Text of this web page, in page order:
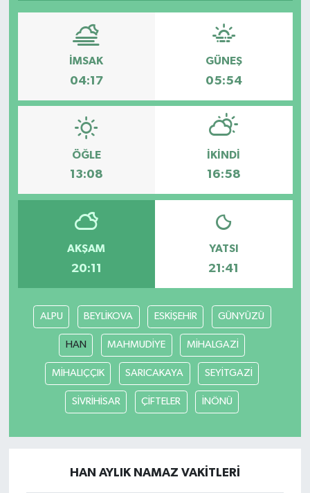
İMSAK
04:17
GÜNEŞ
05:54
ÖĞLE
13:08
İKINDI
16:58
AKŞAM
20:11
YATSI
21:41
ALPU BEYLİKOVA ESKİŞEHİR GÜNYÜZÜ
HAN MAHMUDİYE MİHALGAZİ
MİHALIÇÇIK SARICAKAYA SEYİTGAZİ
SİVRİHİSAR ÇİFTELER İNÖNÜ
HAN AYLIK NAMAZ VAKITLERI